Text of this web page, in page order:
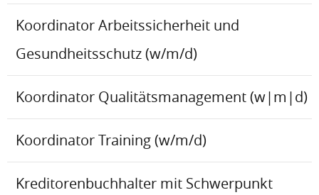
Koordinator Arbeitssicherheit und
Gesundheitsschutz (w/m/d)
Koordinator Qualitätsmanagement (w|m|d)
Koordinator Training (w/m/d)
Kreditorenbuchhalter mit Schwerpunkt